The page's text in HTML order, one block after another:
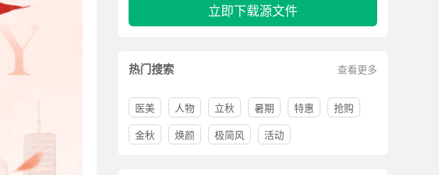
立即下载源文件
热门搜索 查看更多
医美 人物 立秋 暑期 特惠
抢购
金秋
焕颜 极简风 活动